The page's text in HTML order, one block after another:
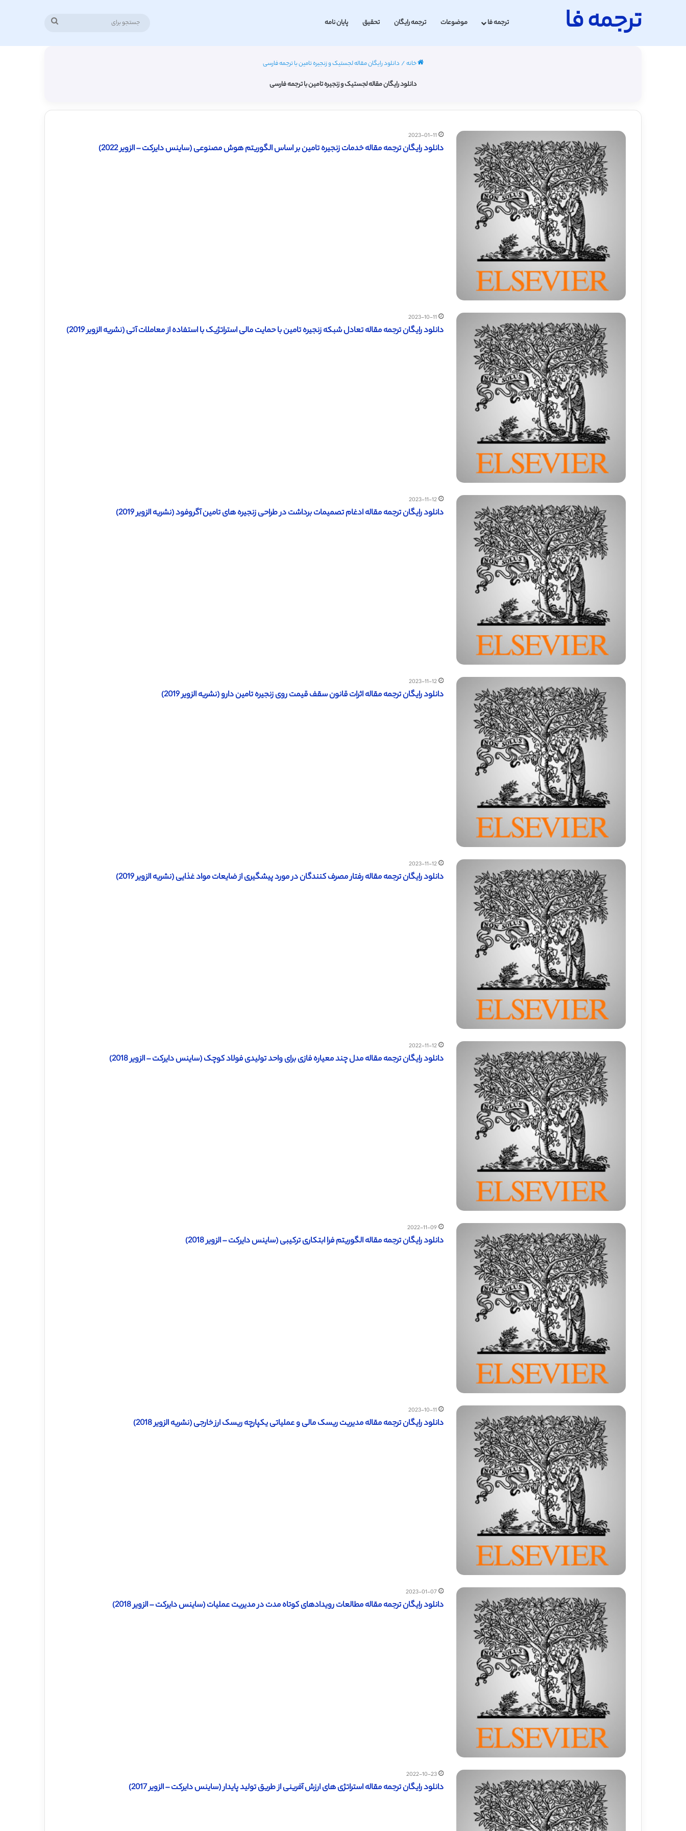
ترجمه فا ترجمه فا موضوعات ترجمه رایگان تحقیق پایان نامه
خانه/ دانلود رایگان مقاله لجستیک و زنجیره تامین با ترجمه فارسی
دانلود رایگان مقاله لجستیک و زنجیره تامین با ترجمه فارسی
2023-01-11
دانلود رایگان ترجمه مقاله خدمات زنجیره تامین بر اساس الگوریتم هوش مصنوعی (ساینس دایرکت – الزویر 2022)
2023-10-11
دانلود رایگان ترجمه مقاله تعادل شبکه زنجیره تامین با حمایت مالی استراتژیک با استفاده از معاملات آتی (نشریه الزویر 2019)
2023-11-12
دانلود رایگان ترجمه مقاله ادغام تصمیمات برداشت در طراحی زنجیره های تامین آگروفود (نشریه الزویر 2019)
2023-11-12
دانلود رایگان ترجمه مقاله اثرات قانون سقف قیمت روی زنجیره تامین دارو (نشریه الزویر 2019)
2023-11-12
دانلود رایگان ترجمه مقاله رفتار مصرف کنندگان در مورد پیشگیری از ضایعات مواد غذایی (نشریه الزویر 2019)
2022-11-12
دانلود رایگان ترجمه مقاله مدل چند معیاره فازی برای واحد تولیدی فولاد کوچک (ساینس دایرکت – الزویر 2018)
2022-11-09
دانلود رایگان ترجمه مقاله الگوریتم فرا ابتکاری ترکیبی (ساینس دایرکت – الزویر 2018)
2023-10-11
دانلود رایگان ترجمه مقاله مدیریت ریسک مالی و عملیاتی یکپارچه ریسک ارز خارجی (نشریه الزویر 2018)
2023-01-07
دانلود رایگان ترجمه مقاله مطالعات رویدادهای کوتاه مدت در مدیریت عملیات (ساینس دایرکت – الزویر 2018)
2022-10-23
دانلود رایگان ترجمه مقاله استراتژی های ارزش آفرینی از طریق تولید پایدار (ساینس دایرکت – الزویر 2017)